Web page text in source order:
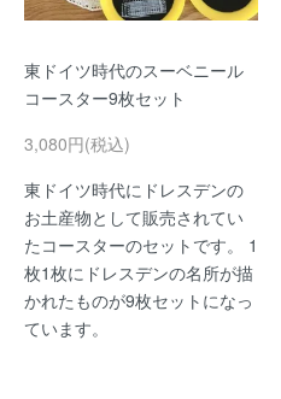
東ドイツ時代のスーベニール
コースター9枚セット
3,080円(税込)
東ドイツ時代にドレスデンの
お土産物として販売されてい
たコースターのセットです。 1
枚1枚にドレスデンの名所が描
かれたものが9枚セットになっ
ています。